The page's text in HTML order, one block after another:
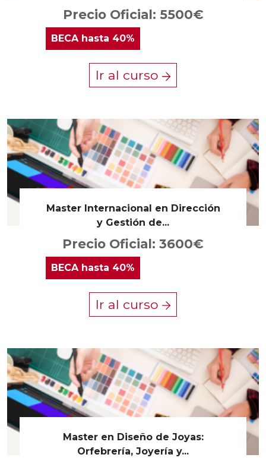
Precio Oficial: 5500€
BECAhasta 40%
Ir al curso
Master Internacional en Dirección
y Gestión de...
Precio Oficial: 3600€
BECA hasta 40%
Ir al curso
Master en Diseño de Joyas:
Orfebrería, Joyería y...